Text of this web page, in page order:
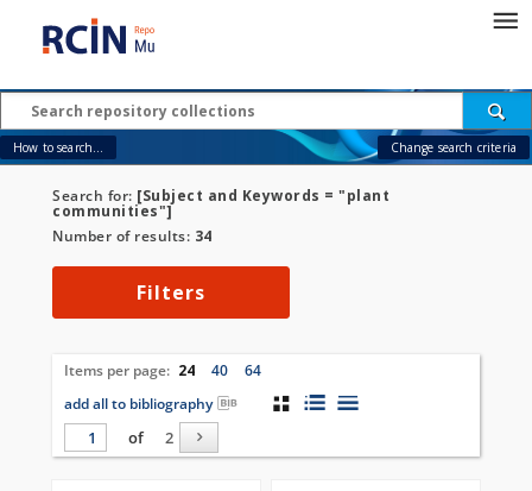
How to search... Change search criteria
Search for: [Subject and Keywords = "plant
communities"]
Number of results: 34
Filters
Items per page: 24 40
64
add all to bibliography
of
2